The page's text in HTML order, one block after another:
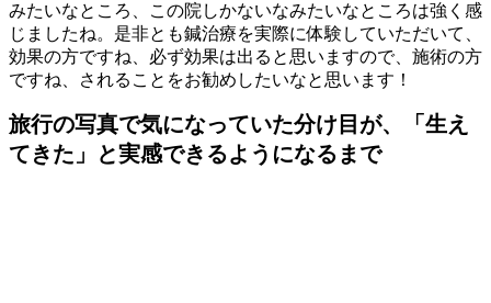
みたいなところ、この院しかないなみたいなところは強く感
じましたね。是非とも鍼治療を実際に体験していただいて、
効果の方ですね、必ず効果は出ると思いますので、施術の方
ですね、されることをお勧めしたいなと思います！
旅行の写真で気になっていた分け目が、「生え
てきた」と実感できるようになるまで